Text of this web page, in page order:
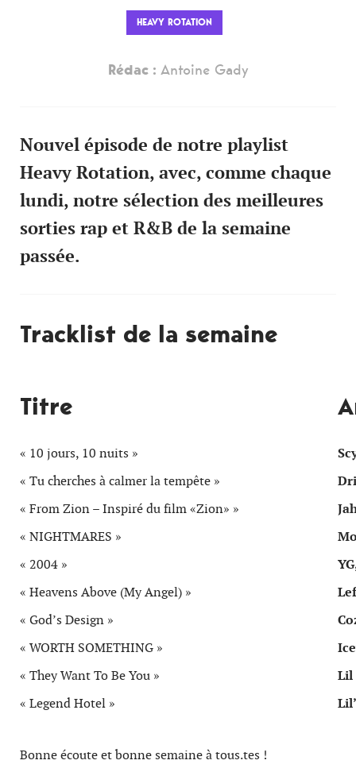
HEAVY ROTATION
Rédac : Antoine Gady
Nouvel épisode de notre playlist
Heavy Rotation, avec, comme chaque
lundi, notre sélection des meilleures
sorties rap et R&B de la semaine
passée.
Tracklist de la semaine
Titre
« 10 jours, 10 nuits »
« Tu cherches à calmer la tempête »
« From Zion – Inspiré du film «Zion» »
« NIGHTMARES »
« 2004 »
« Heavens Above (My Angel) »
« God’s Design »
« WORTH SOMETHING »
« They Want To Be You »
Lil
« Legend Hotel »
Bonne écoute et bonne semaine à tous.tes !